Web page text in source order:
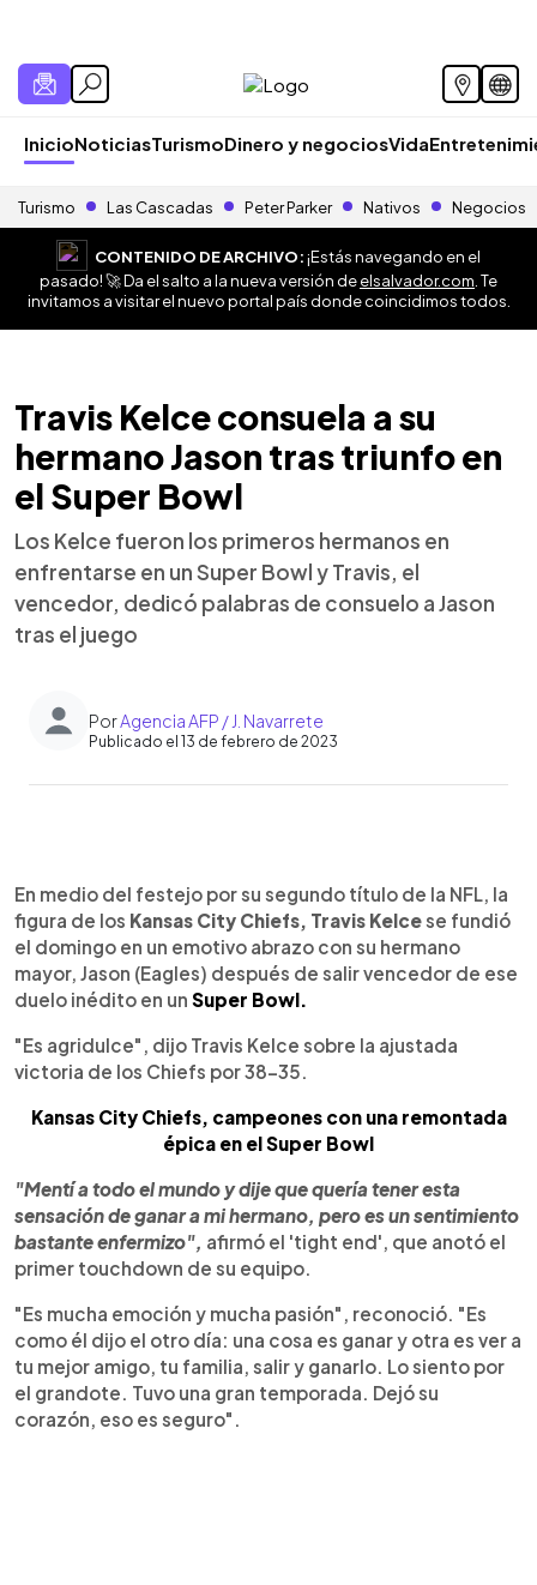
InicioNoticiasTurismoDinero y negociosVida
Turismo Las Cascadas Peter Parker Nativos Negocios
CONTENIDO DE ARCHIVO:¡Estás navegando en el
pasado! 🚀 Da el salto a la nueva versión deelsalvador.com . Te
invitamos a visitar el nuevo portal país donde coincidimos todos.
Travis Kelce consuela a su
hermano Jason tras triunfo en
el Super Bowl
Los Kelce fueron los primeros hermanos en
enfrentarse en un Super Bowl y Travis, el
vencedor, dedicó palabras de consuelo a Jason
tras el juego
PorAgencia AFP / J. Navarrete
Publicado el 13 de febrero de 2023
► Escuchar artículo
En medio del festejo por su segundo título de la NFL, la
figura de los Kansas City Chiefs, Travis Kelcese fundió
el domingo en un emotivo abrazo con su hermano
mayor, Jason (Eagles) después de salir vencedor de ese
duelo inédito en un Super Bowl.
"Es agridulce", dijo Travis Kelce sobre la ajustada
victoria de los Chiefs por 38-35.
Kansas City Chiefs, campeones con una remontada
épica en el Super Bowl
"Mentí a todo el mundo y dije que quería tener esta
sensación de ganar a mi hermano, pero es un sentimiento
bastante enfermizo", afirmó el 'tight end', que anotó el
primer touchdown de su equipo.
"Es mucha emoción y mucha pasión", reconoció. "Es
como él dijo el otro día: una cosa es ganar y otra es ver a
tu mejor amigo, tu familia, salir y ganarlo. Lo siento por
el grandote. Tuvo una gran temporada. Dejó su
corazón, eso es seguro".